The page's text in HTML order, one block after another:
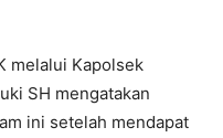
melalui Kapolsek
SH mengatakan
ini setelah mendapat